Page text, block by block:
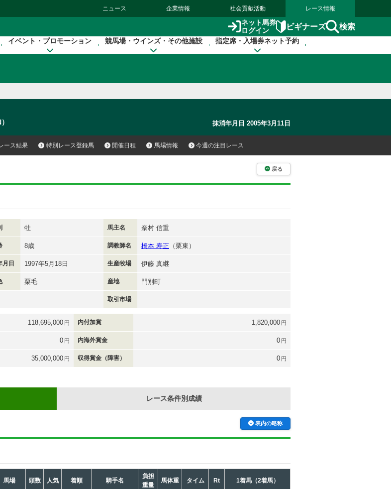
ニュース 企業情報 社会貢献活動 レース情報
ネット馬券
ログイン
ビギナーズ 検索
イベント・プロモーション 競馬場・ウインズ・その他施設 指定席・入場券ネット予約
抹消年月日 2005年3月11日
ース結果 特別レース登録馬 開催日程 馬場情報 今週の注目レース
戻る
牡 馬主名 奈村 信重
8歳 調教師名 橋本 寿正 （栗東）
月日 1997年5月18日 生産牧場 伊藤 真継
栗毛 産地 門別町
取引市場
118,695,000 円 内付加賞 1,820,000 円
0 円 内海外賞金 0 円
35,000,000 円 収得賞金（障害） 0 円
レース条件別成績
表内の略称
馬場 頭数 人気 着順 騎手名
負担
重量
馬体重 タイム Rt 1着馬（2着馬）